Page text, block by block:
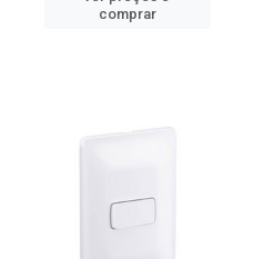
comprar